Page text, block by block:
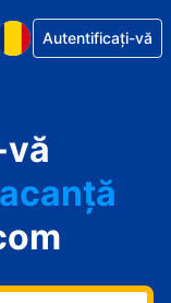
Autentificați-vă